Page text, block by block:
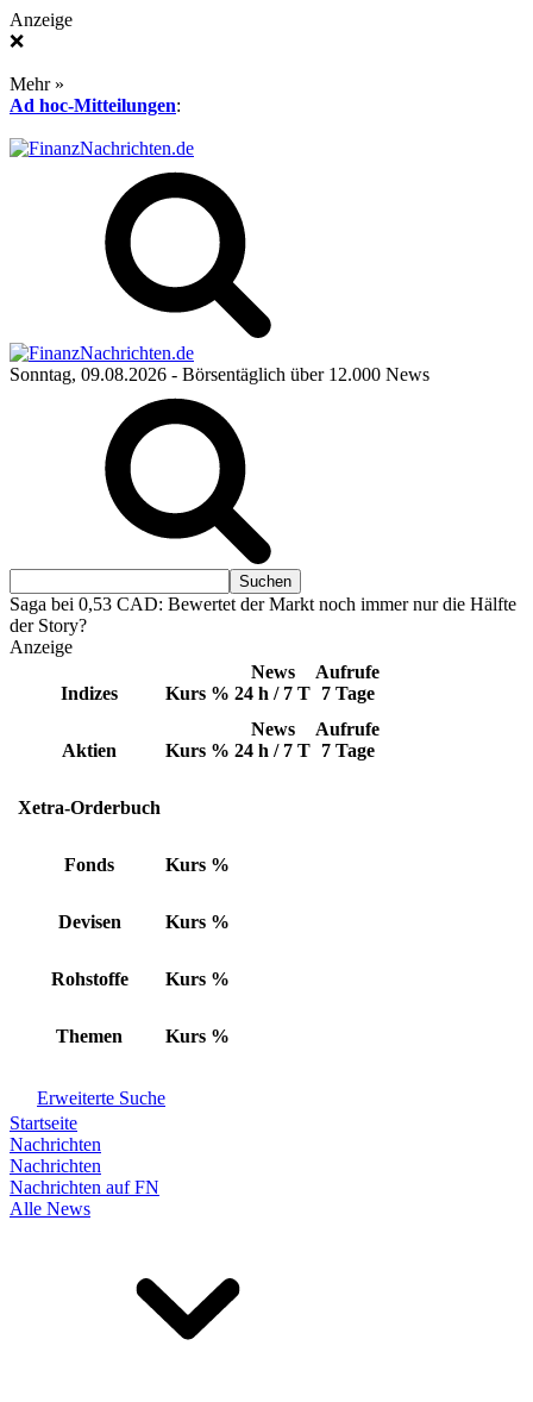
Anzeige
❌
Mehr »
Ad hoc-Mitteilungen:
Sonntag, 09.08.2026 - Börsentäglich über 12.000 News
Saga bei 0,53 CAD: Bewertet der Markt noch immer nur die Hälfte
der Story?
Anzeige
Indizes Kurs %
News
24 h / 7 T
Aufrufe
7 Tage
Aktien Kurs %
News
24 h / 7 T
Aufrufe
7 Tage
Xetra-Orderbuch
Fonds Kurs %
Devisen Kurs %
Rohstoffe Kurs %
Themen Kurs %
Erweiterte Suche
Startseite
Nachrichten
Nachrichten
Nachrichten auf FN
Alle News